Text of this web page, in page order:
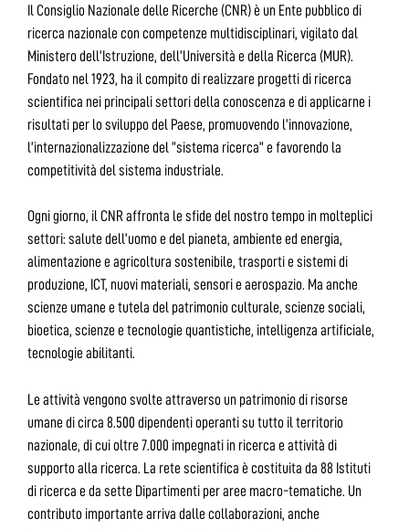
Il Consiglio Nazionale delle Ricerche (CNR) è un Ente pubblico di
ricerca nazionale con competenze multidisciplinari, vigilato dal
Ministero dell’Istruzione, dell’Università e della Ricerca (MUR).
Fondato nel 1923, ha il compito di realizzare progetti di ricerca
scientifica nei principali settori della conoscenza e di applicarne i
risultati per lo sviluppo del Paese, promuovendo l’innovazione,
l’internazionalizzazione del “sistema ricerca” e favorendo la
competitività del sistema industriale.
Ogni giorno, il CNR affronta le sfide del nostro tempo in molteplici
settori: salute dell’uomo e del pianeta, ambiente ed energia,
alimentazione e agricoltura sostenibile, trasporti e sistemi di
produzione, ICT, nuovi materiali, sensori e aerospazio. Ma anche
scienze umane e tutela del patrimonio culturale, scienze sociali,
bioetica, scienze e tecnologie quantistiche, intelligenza artificiale,
tecnologie abilitanti.
Le attività vengono svolte attraverso un patrimonio di risorse
umane di circa 8.500 dipendenti operanti su tutto il territorio
nazionale, di cui oltre 7.000 impegnati in ricerca e attività di
supporto alla ricerca. La rete scientifica è costituita da 88 Istituti
di ricerca e da sette Dipartimenti per aree macro-tematiche. Un
contributo importante arriva dalle collaborazioni, anche